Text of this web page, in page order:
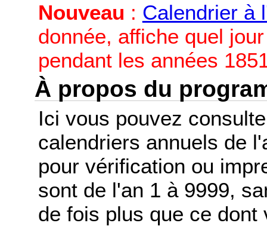
Nouveau : Calendrier à
donnée, affiche quel
pendant les années
À propos du
Ici vous pouvez
calendriers annuels de
pour vérification ou
sont de l'an 1 à 9999,
de fois plus que ce dont